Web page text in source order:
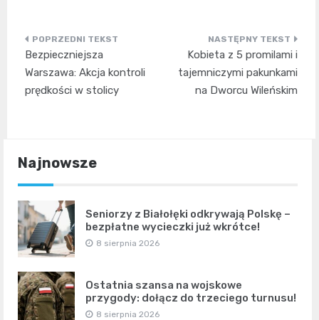
Nawigacja
wpisu
Bezpieczniejsza
Warszawa: Akcja kontroli
prędkości w stolicy
Kobieta z 5 promilami i
tajemniczymi pakunkami
na Dworcu Wileńskim
Najnowsze
Seniorzy z Białołęki odkrywają Polskę –
bezpłatne wycieczki już wkrótce!
8 sierpnia 2026
Ostatnia szansa na wojskowe
przygody: dołącz do trzeciego turnusu!
8 sierpnia 2026